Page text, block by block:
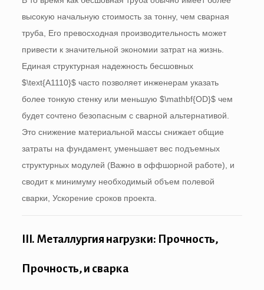
высокую начальную стоимость за тонну, чем сварная
труба, Его превосходная производительность может
привести к значительной экономии затрат на жизнь.
Единая структурная надежность бесшовных
$\text{A1110}$часто позволяет инженерам указать
более тонкую стенку или меньшую $\mathbf{OD}$чем
будет сочтено безопасным с сварной альтернативой.
Это снижение материальной массы снижает общие
затраты на фундамент, уменьшает вес подъемных
структурных модулей (Важно в оффшорной работе), и
сводит к минимуму необходимый объем полевой
сварки, Ускорение сроков проекта.
III. Металлургия нагрузки: Прочность,
Прочность, и сварка